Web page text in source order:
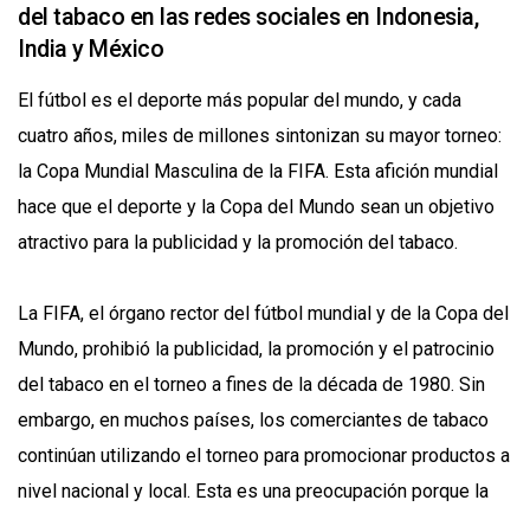
del tabaco en las redes sociales en Indonesia,
India y México
El fútbol es el deporte más popular del mundo, y cada
cuatro años, miles de millones sintonizan su mayor torneo:
la Copa Mundial Masculina de la FIFA. Esta afición mundial
hace que el deporte y la Copa del Mundo sean un objetivo
atractivo para la publicidad y la promoción del tabaco.
La FIFA, el órgano rector del fútbol mundial y de la Copa del
Mundo, prohibió la publicidad, la promoción y el patrocinio
del tabaco en el torneo a fines de la década de 1980. Sin
embargo, en muchos países, los comerciantes de tabaco
continúan utilizando el torneo para promocionar productos a
nivel nacional y local. Esta es una preocupación porque la